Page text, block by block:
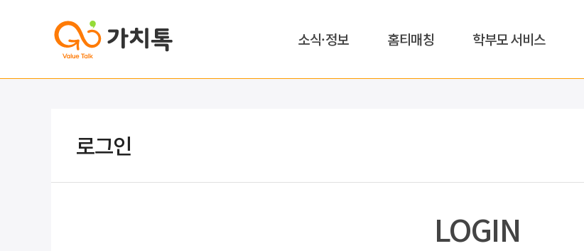
소식·정보 홈티매칭 학부모 서비스
로그인
LOGIN